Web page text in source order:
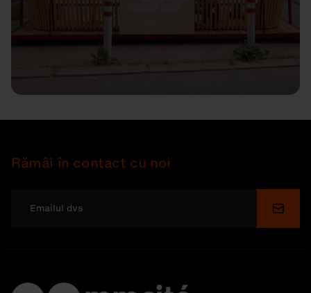
Rămâi în contact cu noi